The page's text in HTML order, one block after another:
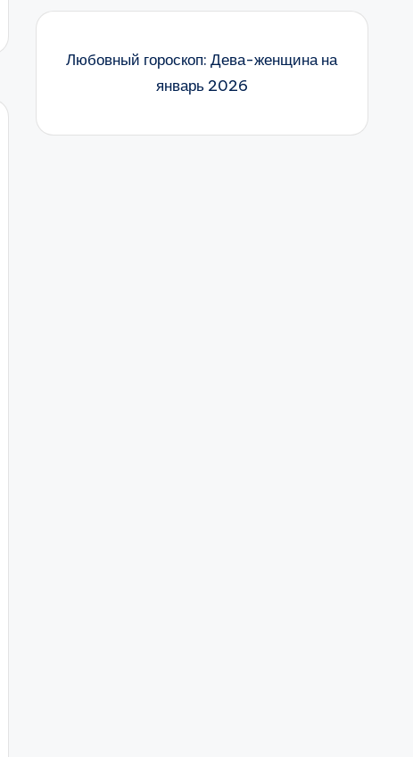
Любовный гороскоп: Дева-женщина на
январь 2026